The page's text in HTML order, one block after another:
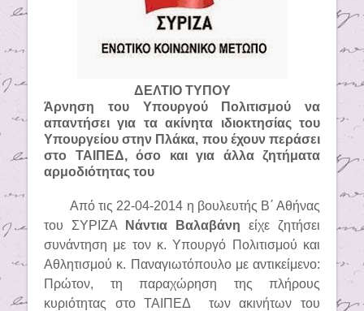
ΔΕΛΤΙΟ ΤΥΠΟΥ
Άρνηση του Υπουργού Πολιτισμού να
απαντήσει για τα ακίνητα ιδιοκτησίας του
Υπουργείου στην Πλάκα, που έχουν περάσει
στο ΤΑΙΠΕΔ, όσο και για άλλα ζητήματα
αρμοδιότητας του
Από τις 22-04-2014 η βουλευτής Β΄ Αθήνας
του ΣΥΡΙΖΑ
Νάντια Βαλαβάνη είχε ζητήσει
συνάντηση με τον κ. Υπουργό Πολιτισμού και
Αθλητισμού κ. Παναγιωτόπουλο με αντικείμενο:
Πρώτον, τη παραχώρηση της πλήρους
κυριότητας στο ΤΑΙΠΕΔ
των ακινήτων του